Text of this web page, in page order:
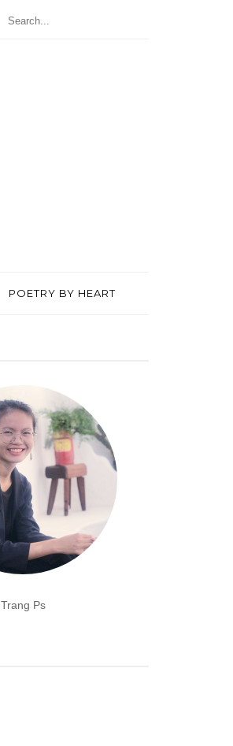
POETRY BY HEART
Trang Ps